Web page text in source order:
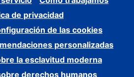
de privacidad
de las cookies
personalizadas
la esclavitud moderna
derechos humanos